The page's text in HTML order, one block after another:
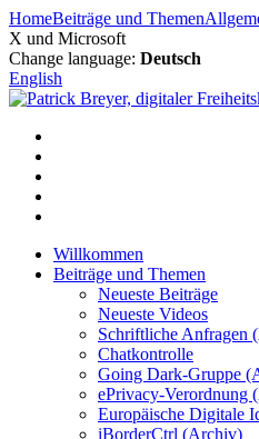
Zum
Inhalt
springen
HomeBeiträge und Themen
X und Microsoft
Change language: Deutsch
English
Willkommen
Beiträge und Themen
Neueste Beiträge
Neueste Videos
Schriftliche Anfragen
Chatkontrolle
Going Dark-Gruppe
ePrivacy-Verordnung
Europäische Digitale
iBorderCtrl (Archiv)